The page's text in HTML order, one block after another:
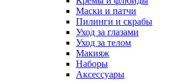
Маски и патчи
Пилинги и скрабы
Уход за глазами
Уход за телом
Макияж
Наборы
Аксессуары